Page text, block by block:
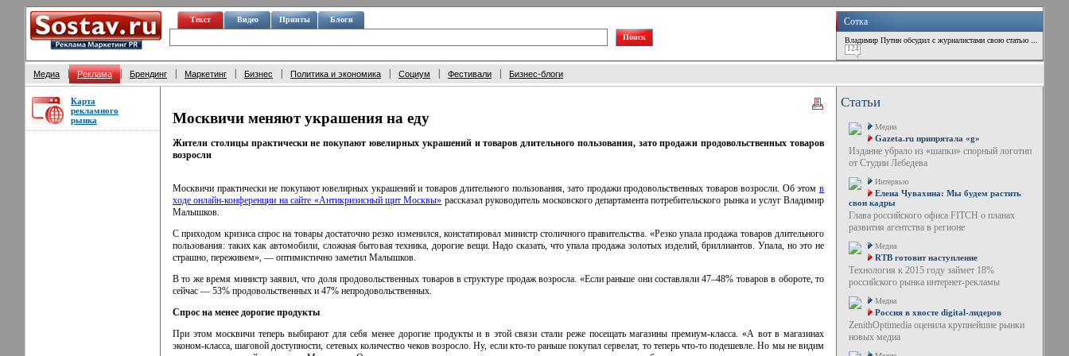
Текст Видео Принты Блоги Сотка
Владимир Путин обсудил с журналистами свою статью ...
124
Медиа Реклама Брендинг Маркетинг Бизнес Политика и экономика Социум Фестивали Бизнес-блоги
Карта
рекламного
рынка
Москвичи меняют украшения на еду
Жители столицы практически не покупают ювелирных украшений и товаров длительного пользования, зато продажи продовольственных товаров
возросли
Москвичи практически не покупают ювелирных украшений и товаров длительного пользования, зато продажи продовольственных товаров возросли. Об этом в
ходе онлайн-конференции на сайте «Антикризисный щит Москвы» рассказал руководитель московского департамента потребительского рынка и услуг Владимир
Малышков.
С приходом кризиса спрос на товары достаточно резко изменился, констатировал министр столичного правительства. «Резко упала продажа товаров длительного
пользования: таких как автомобили, сложная бытовая техника, дорогие вещи. Надо сказать, что упала продажа золотых изделий, бриллиантов. Упала, но это не
страшно, переживем», — оптимистично заметил Малышков.
В то же время министр заявил, что доля продовольственных товаров в структуре продаж возросла. «Если раньше они составляли 47–48% товаров в обороте, то
сейчас — 53% продовольственных и 47% непродовольственных.
Спрос на менее дорогие продукты
При этом москвичи теперь выбирают для себя менее дорогие продукты и в этой связи стали реже посещать магазины премиум-класса. «А вот в магазинах
эконом-класса, шаговой доступности, сетевых количество чеков возросло. Ну, если кто-то раньше покупал сервелат, то теперь что-то подешевле. Но мы не видим
Статьи
Медиа
Gazeta.ru припрятала «g»
Издание убрало из «шапки» спорный логотип
от Студии Лебедева
Интервью
Елена Чувахина: Мы будем растить
свои кадры
Глава российского офиса FITCH о планах
развития агентства в регионе
Медиа
RTB готовит наступление
Технология к 2015 году займет 18%
российского рынка интернет-рекламы
Медиа
Россия в хвосте digital-лидеров
ZenithOptimedia оценила крупнейшие рынки
новых медиа